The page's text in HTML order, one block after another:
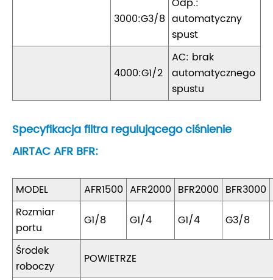
3000:G3/8 automatyczny
spust
4000:G1/2
AC: brak
automatycznego
spustu
Specyfikacja filtra regulującego ciśnienie
AIRTAC AFR BFR:
MODEL AFR1500 AFR2000 BFR2000 BFR3000
Rozmiar
portu
G1/8 G1/4 G1/4
G3/8
Środek
roboczy
POWIETRZE